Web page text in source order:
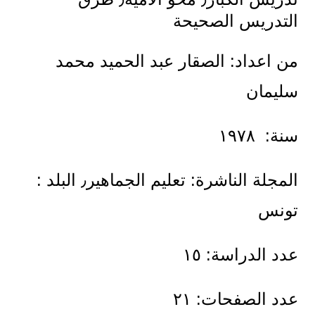
التدريس الصحيحة
من اعداد: الصقار عبد الحميد محمد
سليمان
سنة: ١٩٧٨
المجلة الناشرة: تعليم الجماهير٫ البلد :
تونس
عدد الدراسة: ١٥
عدد الصفحات: ٢١